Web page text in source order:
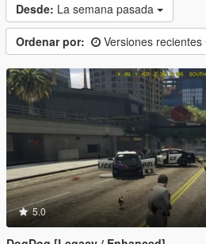
Desde: La semana pasada
Ordenar por: Versiones recientes
5.0